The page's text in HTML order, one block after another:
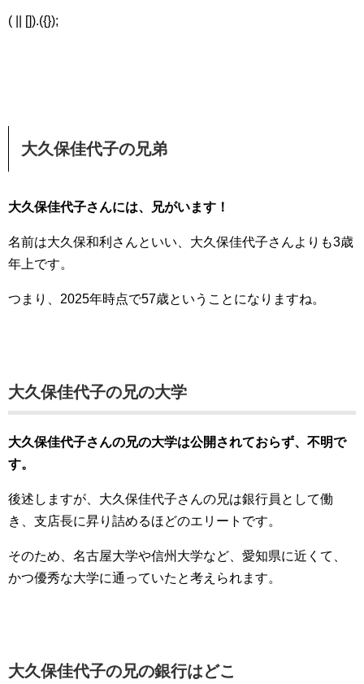
( || []).({});
大久保佳代子の兄弟
大久保佳代子さんには、兄がいます！
名前は大久保和利さんといい、大久保佳代子さんよりも3歳
年上です。
つまり、2025年時点で57歳ということになりますね。
大久保佳代子の兄の大学
大久保佳代子さんの兄の大学は公開されておらず、不明で
す。
後述しますが、大久保佳代子さんの兄は銀行員として働
き、支店長に昇り詰めるほどのエリートです。
そのため、名古屋大学や信州大学など、愛知県に近くて、
かつ優秀な大学に通っていたと考えられます。
大久保佳代子の兄の銀行はどこ